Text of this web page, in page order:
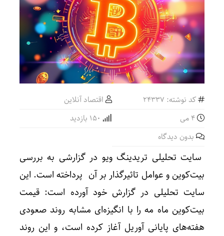
کد نوشته: 24337
اقتصاد آنلاین
بدون دیدگاه
سایت تحلیلی تریدینگ ویو در گزارشی به بررسی
بیت‌کوین و عوامل تاثیرگذار بر آن پرداخته است. این
سایت تحلیلی در گزارش خود آورده است: قیمت
بیت‌کوین ماه مه را با انگیزه‌ای مشابه روند صعودی
هفته‌های پایانی آوریل آغاز کرده است، و این روند